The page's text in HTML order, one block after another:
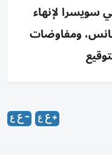
سويسرا لإنهاء
ومفاوضات